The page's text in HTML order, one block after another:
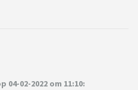
02-2022 om 11:10: